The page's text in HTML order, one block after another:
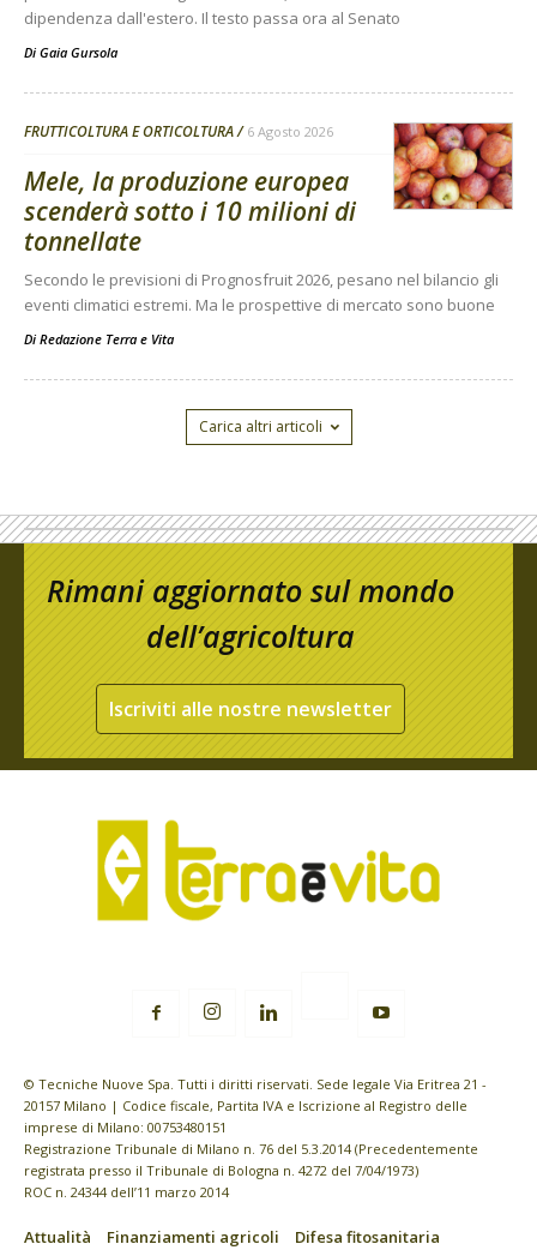
dipendenza dall'estero. Il testo passa ora al Senato
Di Gaia Gursola
FRUTTICOLTURA E ORTICOLTURA 6 Agosto 2026
Mele, la produzione europea
scenderà sotto i 10 milioni di
tonnellate
Secondo le previsioni di Prognosfruit 2026, pesano nel bilancio gli
eventi climatici estremi. Ma le prospettive di mercato sono buone
Di Redazione Terra e Vita
Carica altri articoli
Rimani aggiornato sul mondo
dell’agricoltura
Iscriviti alle nostre newsletter
© Tecniche Nuove Spa. Tutti i diritti riservati. Sede legale Via Eritrea 21 -
20157 Milano | Codice fiscale, Partita IVA e Iscrizione al Registro delle
imprese di Milano: 00753480151
Registrazione Tribunale di Milano n. 76 del 5.3.2014 (Precedentemente
registrata presso il Tribunale di Bologna n. 4272 del 7/04/1973)
ROC n. 24344 dell’11 marzo 2014
Attualità Finanziamenti agricoli
Difesa fitosanitaria